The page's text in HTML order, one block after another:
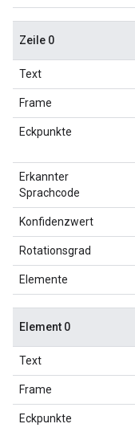
Zeile 0
Text
Frame
Eckpunkte
Erkannter
Sprachcode
Konfidenzwert
Rotationsgrad
Elemente
Element 0
Text
Frame
Eckpunkte